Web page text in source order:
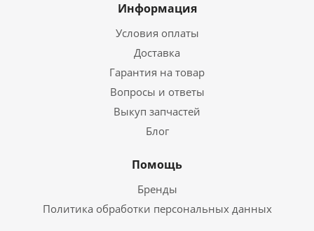
Информация
Условия оплаты
Доставка
Гарантия на товар
Вопросы и ответы
Выкуп запчастей
Блог
Помощь
Бренды
Политика обработки персональных данных